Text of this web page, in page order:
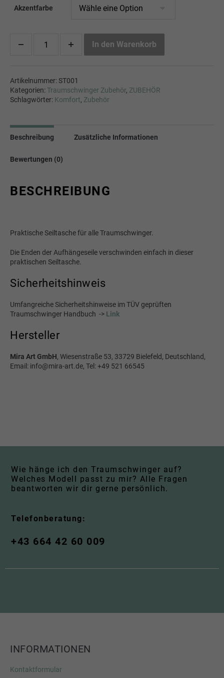
Akzentfarbe
In den Warenkorb
Artikelnummer:ST001
Kategorien:Traumschwinger Zubehör, ZUBEHÖR
Schlagwörter: Komfort, Zubehör
Beschreibung Zusätzliche Informationen
Bewertungen (0)
BESCHREIBUNG
Praktische Seiltasche für alle Traumschwinger.
Die Enden der Aufhängeseile verschwinden einfach in dieser
praktischen Seiltasche.
Sicherheitshinweis
Umfangreiche Sicherheitshinweise im TÜV geprüften
Traumschwinger Handbuch -> Link
Hersteller
Mira Art GmbH, Wiesenstraße 53, 33729 Bielefeld, Deutschland,
Email: info@mira-art.de, Tel: +49 521 66545
Wie hänge ich den Traumschwinger auf?
Welches Modell passt zu mir? Alle Fragen
beantworten wir dir gerne persönlich.
Telefonberatung:
+43 664 42 60 009
INFORMATIONEN
Kontaktformular